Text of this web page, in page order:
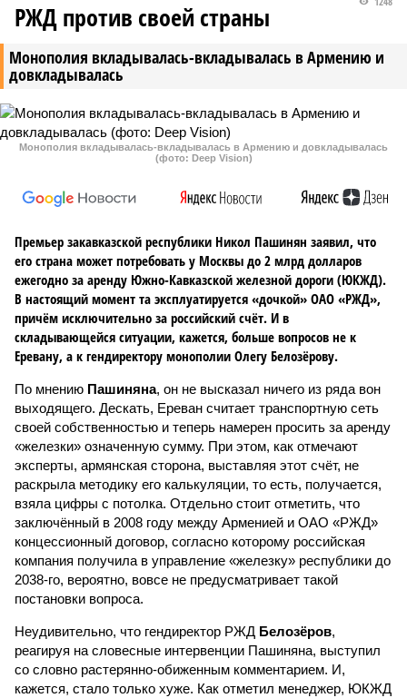
Монополия вкладывалась-вкладывалась в Армению и
довкладывалась
РЖД против своей страны
Монополия вкладывалась-вкладывалась в Армению и довкладывалась
(фото: Deep Vision)
Премьер закавказской республики Никол Пашинян заявил, что
его страна может потребовать у Москвы до 2 млрд долларов
ежегодно за аренду Южно-Кавказской железной дороги (ЮКЖД).
В настоящий момент та эксплуатируется «дочкой» ОАО «РЖД»,
причём исключительно за российский счёт. И в
складывающейся ситуации, кажется, больше вопросов не к
Еревану, а к гендиректору монополии Олегу Белозёрову.
По мнению Пашиняна, он не высказал ничего из ряда вон
выходящего. Дескать, Ереван считает транспортную сеть
своей собственностью и теперь намерен просить за аренду
«железки» означенную сумму. При этом, как отмечают
эксперты, армянская сторона, выставляя этот счёт, не
раскрыла методику его калькуляции, то есть, получается,
взяла цифры с потолка. Отдельно стоит отметить, что
заключённый в 2008 году между Арменией и ОАО «РЖД»
концессионный договор, согласно которому российская
компания получила в управление «железку» республики до
2038-го, вероятно, вовсе не предусматривает такой
постановки вопроса.
Неудивительно, что гендиректор РЖД Белозёров,
реагируя на словесные интервенции Пашиняна, выступил
со словно растерянно-обиженным комментарием. И,
кажется, стало только хуже. Как отметил менеджер, ЮКЖД